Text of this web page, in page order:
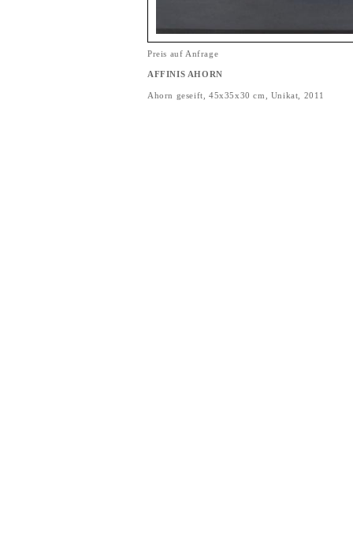
Preis auf Anfrage
AFFINIS AHORN
Ahorn geseift, 45x35x30 cm, Unikat, 2011